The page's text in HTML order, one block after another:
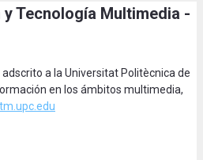
Tecnología Multimedia -
a la Universitat Politècnica de
en los ámbitos multimedia,